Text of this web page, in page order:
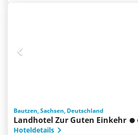
Bautzen, Sachsen, Deutschland
Landhotel Zur Guten Einkehr
Hoteldetails